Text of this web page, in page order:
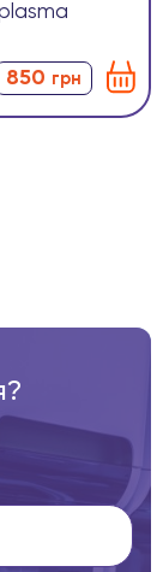
850 грн